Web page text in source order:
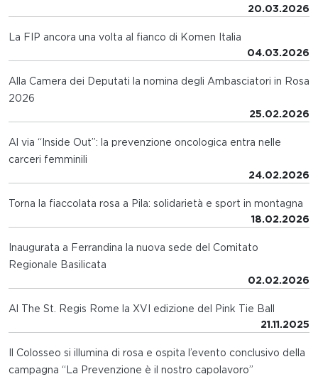
20.03.2026
La FIP ancora una volta al fianco di Komen Italia
04.03.2026
Alla Camera dei Deputati la nomina degli Ambasciatori in Rosa
2026
25.02.2026
Al via “Inside Out”: la prevenzione oncologica entra nelle
carceri femminili
24.02.2026
Torna la fiaccolata rosa a Pila: solidarietà e sport in montagna
18.02.2026
Inaugurata a Ferrandina la nuova sede del Comitato
Regionale Basilicata
02.02.2026
Al The St. Regis Rome la XVI edizione del Pink Tie Ball
21.11.2025
Il Colosseo si illumina di rosa e ospita l’evento conclusivo della
campagna “La Prevenzione è il nostro capolavoro”